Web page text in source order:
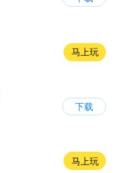
马上玩
下载
马上玩